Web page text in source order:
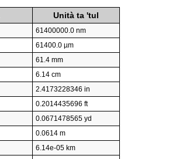
Unità ta 'tul
61400000.0 nm
61400.0 µm
61.4 mm
6.14 cm
2.4173228346 in
0.2014435696 ft
0.0671478565 yd
0.0614 m
6.14e-05 km